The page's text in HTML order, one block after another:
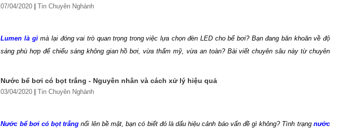
07/04/2020 |Tin Chuyên Nghành
Lumen là gì mà lại đóng vai trò quan trọng trong việc lựa chọn đèn LED cho bể bơi? Bạn đang băn khoăn về độ
sáng phù hợp để chiếu sáng không gian hồ bơi, vừa thẩm mỹ, vừa an toàn? Bài viết chuyên sâu này từ chuyên
Hafuco khám phá về lumen để để lựa chọn đèn cho hồ bơi phù hợp.
Nước bể bơi có bọt trắng - Nguyên nhân và cách xử lý hiệu quả
03/04/2020 |Tin Chuyên Nghành
Nước bể bơi có bọt trắng nổi lên bề mặt, bạn có biết đó là dấu hiệu cảnh báo vấn đề gì không? Tình trạng nước